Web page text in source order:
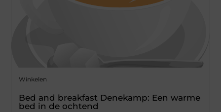
Winkelen
Bed and breakfast Denekamp: Een warme
bed in de ochtend